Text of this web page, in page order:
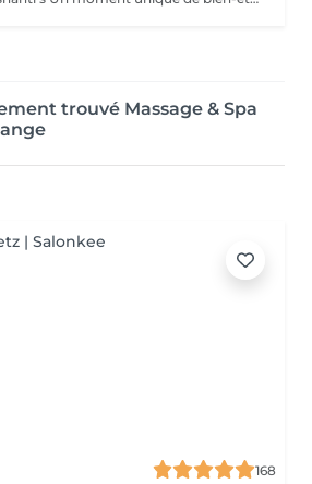
trouvé Massage & Spa
168